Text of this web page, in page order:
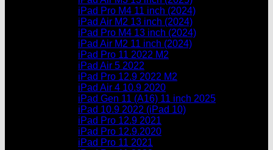
Chưa có sản phẩm trong giỏ hàng.
Chưa có sản phẩm trong giỏ hàng.
iPad Pro M4 11 inch (2024)
iPad Air M2 13 inch (2024)
iPad Pro M4 13 inch (2024)
iPad Air M2 11 inch (2024)
iPad Pro 11 2022 M2
iPad Air 5 2022
iPad Pro 12.9 2022 M2
iPad Air 4 10.9 2020
iPad Gen 11 (A16) 11 inch 2025
iPad 10.9 2022 (iPad 10)
iPad Pro 12.9 2021
iPad Pro 12.9.2020
iPad Pro 11 2021